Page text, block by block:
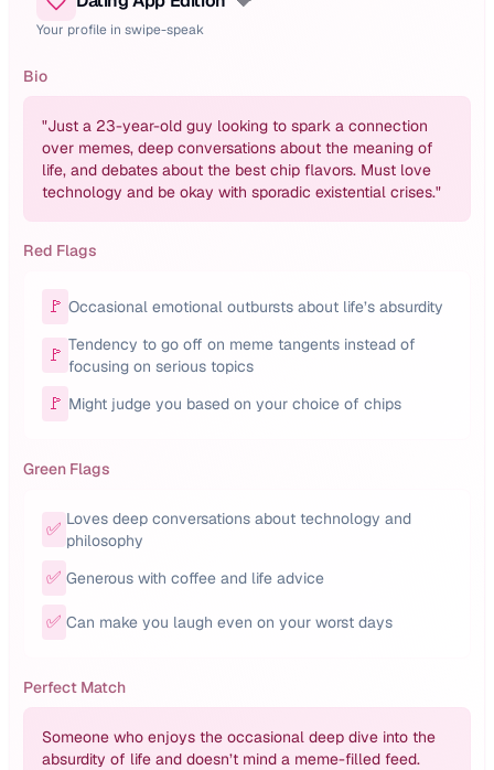
Your profile in swipe-speak
Bio
"Just a 23-year-old guy looking to spark a connection
over memes, deep conversations about the meaning of
life, and debates about the best chip flavors. Must love
technology and be okay with sporadic existential crises."
Red Flags
🚩 Occasional emotional outbursts about life’s absurdity
🚩 Tendency to go off on meme tangents instead of
focusing on serious topics
🚩 Might judge you based on your choice of chips
Green Flags
✅ Loves deep conversations about technology and
philosophy
✅ Generous with coffee and life advice
✅ Can make you laugh even on your worst days
Perfect Match
Someone who enjoys the occasional deep dive into the
absurdity of life and doesn’t mind a meme-filled feed.